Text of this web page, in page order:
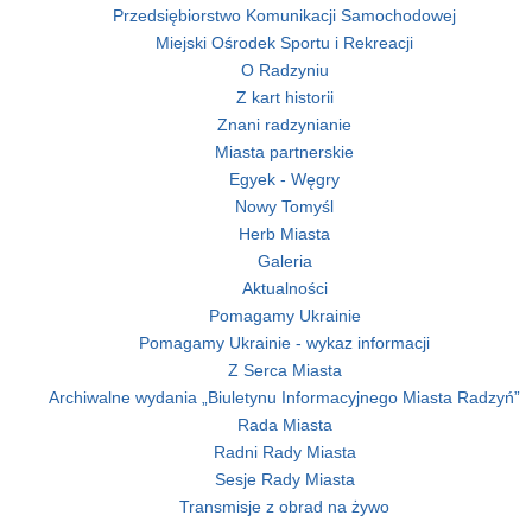
Przedsiębiorstwo Komunikacji Samochodowej
Miejski Ośrodek Sportu i Rekreacji
O Radzyniu
Z kart historii
Znani radzynianie
Miasta partnerskie
Egyek - Węgry
Nowy Tomyśl
Herb Miasta
Galeria
Aktualności
Pomagamy Ukrainie
Pomagamy Ukrainie - wykaz informacji
Z Serca Miasta
Archiwalne wydania „Biuletynu Informacyjnego Miasta Radzyń”
Rada Miasta
Radni Rady Miasta
Sesje Rady Miasta
Transmisje z obrad na żywo